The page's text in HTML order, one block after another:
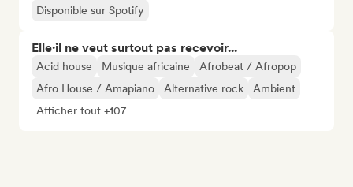
Disponible sur Spotify
Elle·il ne veut surtout pas recevoir...
Acid house Musique africaine
Afrobeat / Afropop
Afro House / Amapiano
Alternative rock
Ambient
Afficher tout +107